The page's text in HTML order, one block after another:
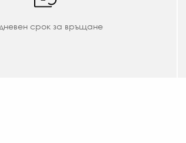
срок за връщане